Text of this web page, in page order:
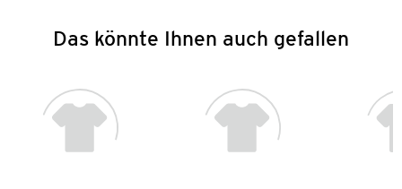
Das könnte Ihnen auch gefallen